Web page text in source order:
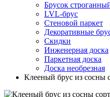
Брусок
LVL-брус
Стеновой паркет
Декоративные
Скидки
Инженерная доска
Паркетная доска
Доска необрезная
Клееный брус из сосны